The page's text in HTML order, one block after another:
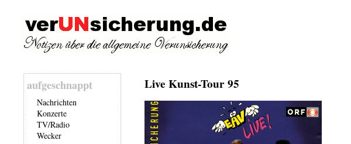
aufgeschnappt
Nachrichten
Konzerte
TV/Radio
Wecker
Live Kunst-Tour 95